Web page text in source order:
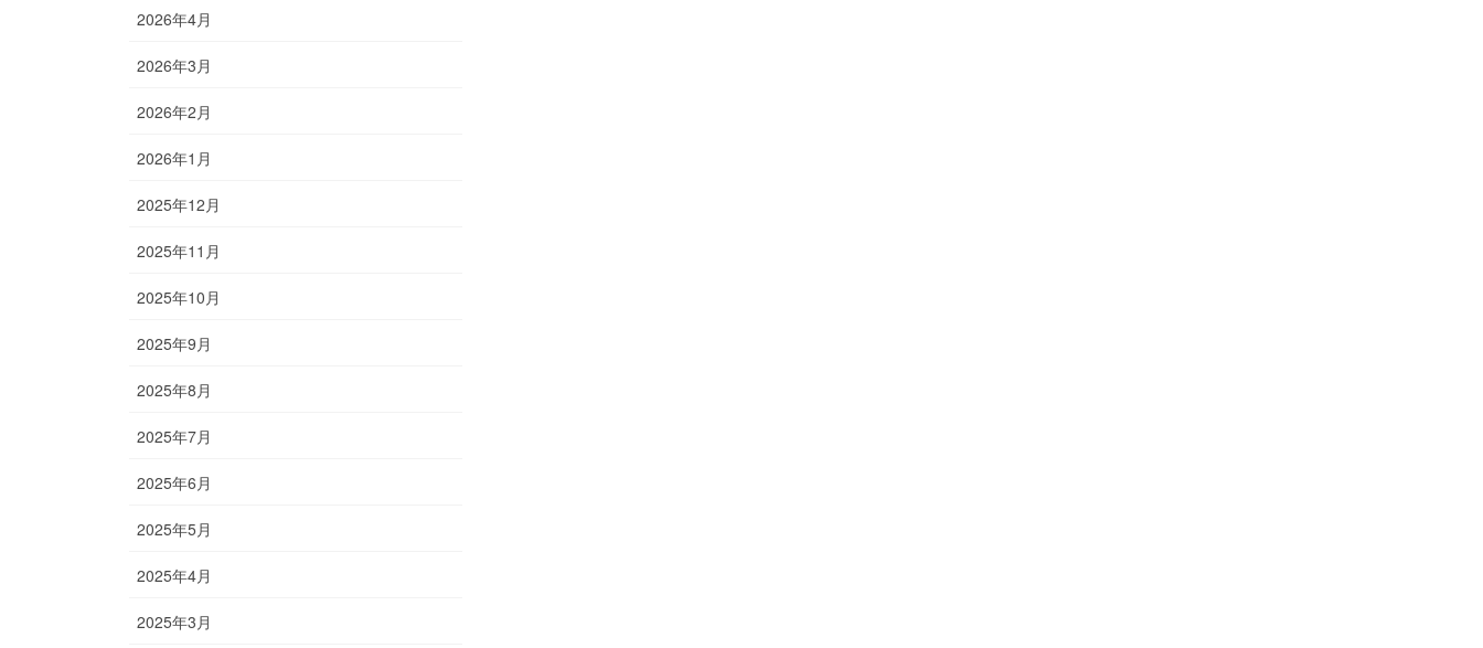
2026年4月
2026年3月
2026年2月
2026年1月
2025年12月
2025年11月
2025年10月
2025年9月
2025年8月
2025年7月
2025年6月
2025年5月
2025年4月
2025年3月